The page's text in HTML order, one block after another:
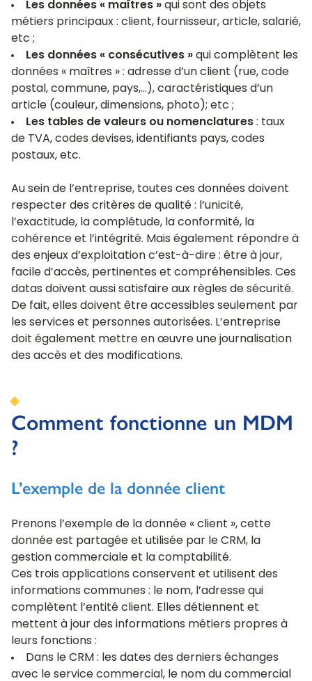
Les données « maîtres » qui sont des objets
métiers principaux : client, fournisseur, article, salarié,
etc ;
Les données « consécutives » qui complètent les
données « maîtres » : adresse d’un client (rue, code
postal, commune, pays,…), caractéristiques d’un
article (couleur, dimensions, photo); etc ;
Les tables de valeurs ou nomenclatures : taux
de TVA, codes devises, identifiants pays, codes
postaux, etc.
Au sein de l’entreprise, toutes ces données doivent
respecter des critères de qualité : l’unicité,
l’exactitude, la complétude, la conformité, la
cohérence et l’intégrité. Mais également répondre à
des enjeux d’exploitation c’est-à-dire : être à jour,
facile d’accès, pertinentes et compréhensibles. Ces
datas doivent aussi satisfaire aux règles de sécurité.
De fait, elles doivent être accessibles seulement par
les services et personnes autorisées. L’entreprise
doit également mettre en œuvre une journalisation
des accès et des modifications.
Comment fonctionne un MDM
?
L’exemple de la donnée client
Prenons l’exemple de la donnée « client », cette
donnée est partagée et utilisée par le CRM, la
gestion commerciale et la comptabilité.
Ces trois applications conservent et utilisent des
informations communes : le nom, l’adresse qui
complètent l’entité client. Elles détiennent et
mettent à jour des informations métiers propres à
leurs fonctions :
Dans le CRM : les dates des derniers échanges
avec le service commercial, le nom du commercial